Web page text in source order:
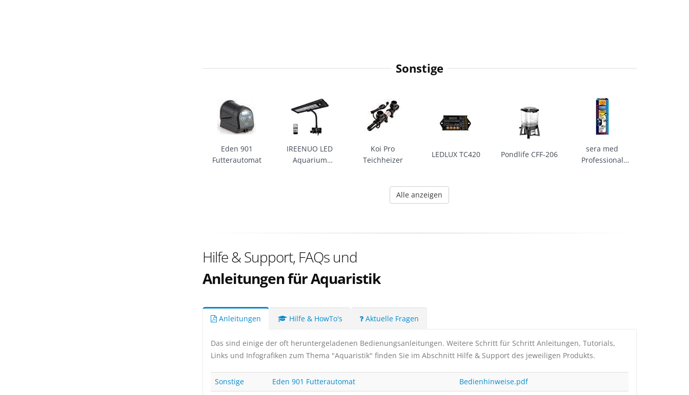
Sonstige
Eden 901
Futterautomat
IREENUO LED
Aquarium
Koi Pro
Teichheizer
LEDLUX TC420 Pondlife CFF-206
sera med
Professional
Alle anzeigen
Hilfe & Support, FAQs und
Anleitungen für Aquaristik
Anleitungen Hilfe & HowTo's Aktuelle Fragen
Das sind einige der oft heruntergeladenen Bedienungsanleitungen. Weitere Schritt für Schritt Anleitungen, Tutorials,
Links und Infografiken zum Thema "Aquaristik" finden Sie im Abschnitt Hilfe & Support des jeweiligen Produkts.
Sonstige Eden 901 Futterautomat
Bedienhinweise.pdf